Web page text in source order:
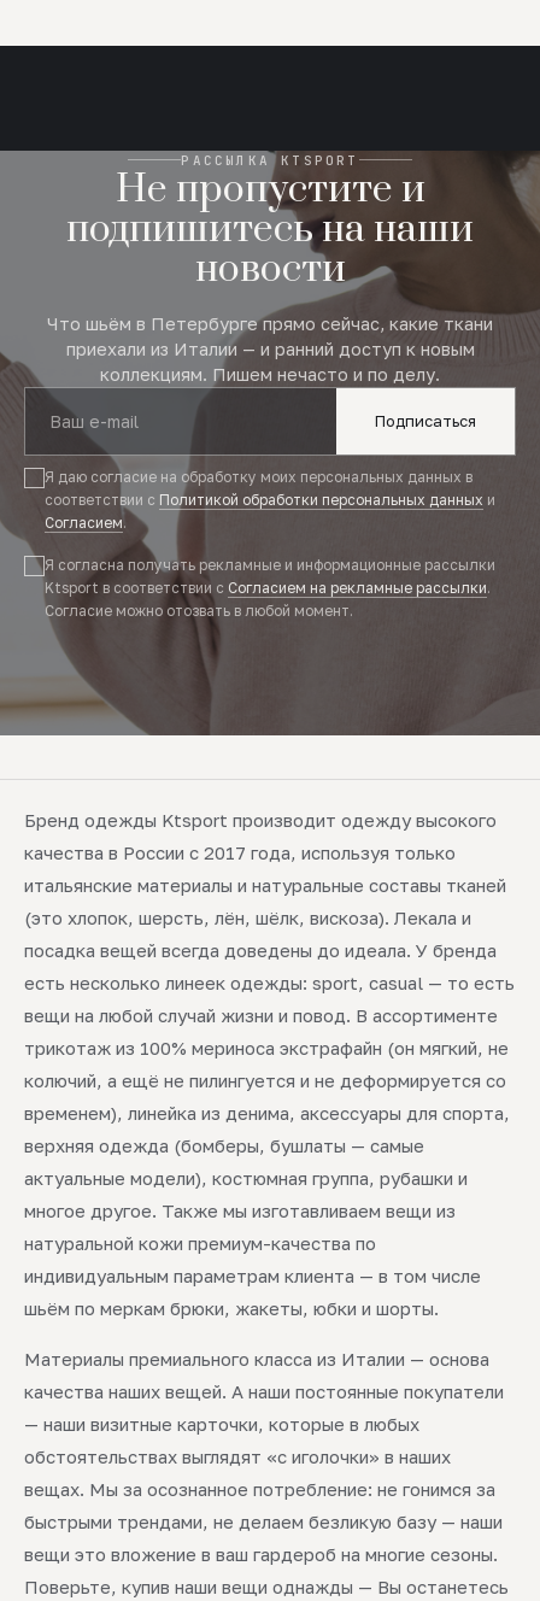
РАССЫЛКА KTSPORT
Не пропустите и
подпишитесь на наши
новости
Что шьём в Петербурге прямо сейчас, какие ткани
приехали из Италии — и ранний доступ к новым
коллекциям. Пишем нечасто и по делу.
Подписаться
Я даю согласие на обработку моих персональных данных в
соответствии с Политикой обработки персональных данных и
Согласием.
Я согласна получать рекламные и информационные рассылки
Ktsport в соответствии с Согласием на рекламные рассылки.
Согласие можно отозвать в любой момент.
Бренд одежды Ktsport производит одежду высокого
качества в России с 2017 года, используя только
итальянские материалы и натуральные составы тканей
(это хлопок, шерсть, лён, шёлк, вискоза). Лекала и
посадка вещей всегда доведены до идеала. У бренда
есть несколько линеек одежды: sport, casual — то есть
вещи на любой случай жизни и повод. В ассортименте
трикотаж из 100% мериноса экстрафайн (он мягкий, не
колючий, а ещё не пилингуется и не деформируется со
временем), линейка из денима, аксессуары для спорта,
верхняя одежда (бомберы, бушлаты — самые
актуальные модели), костюмная группа, рубашки и
многое другое. Также мы изготавливаем вещи из
натуральной кожи премиум-качества по
индивидуальным параметрам клиента — в том числе
шьём по меркам брюки, жакеты, юбки и шорты.
Материалы премиального класса из Италии — основа
качества наших вещей. А наши постоянные покупатели
— наши визитные карточки, которые в любых
обстоятельствах выглядят «с иголочки» в наших
вещах. Мы за осознанное потребление: не гонимся за
быстрыми трендами, не делаем безликую базу — наши
вещи это вложение в ваш гардероб на многие сезоны.
Поверьте, купив наши вещи однажды — Вы останетесь